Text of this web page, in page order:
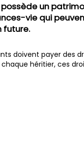
un
vie qui
future.
doivent payer des
héritier, ces